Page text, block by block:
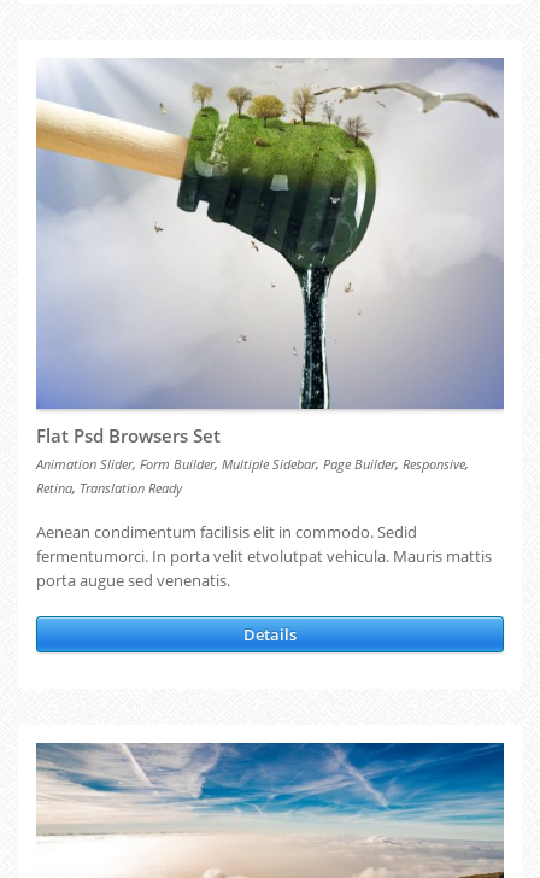
Flat Psd Browsers Set
Animation Slider, Form Builder, Multiple Sidebar, Page Builder, Responsive,
Retina, Translation Ready
Aenean condimentum facilisis elit in commodo. Sedid
fermentumorci. In porta velit etvolutpat vehicula. Mauris mattis
porta augue sed venenatis.
Details